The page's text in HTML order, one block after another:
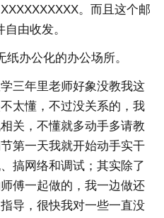
。而且这个邮
由收发。
办公化的办公场所。
三年里老师好象没教我这
太懂，不过没关系的，我
关，不懂就多动手多请教
第一天我就开始动手实干
搞网络和调试；其实除了
傅一起做的，我一边做还
导，很快我对一些一直没